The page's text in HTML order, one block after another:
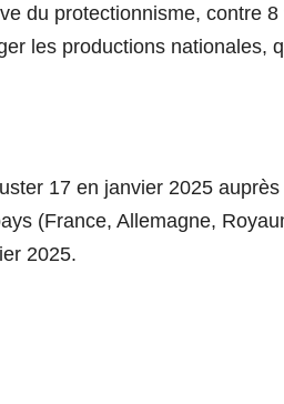
du protectionnisme, contre
les productions nationales,
17 en janvier 2025 auprès
(France, Allemagne,
2025.